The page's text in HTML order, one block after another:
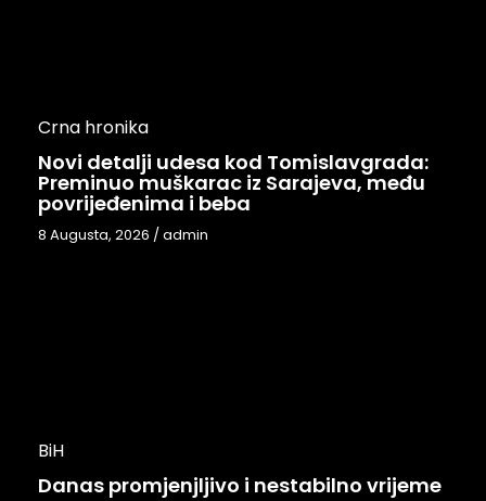
Crna hronika
Novi detalji udesa kod Tomislavgrada:
Preminuo muškarac iz Sarajeva, među
povrijeđenima i beba
8 Augusta, 2026 /admin
BiH
Danas promjenjljivo i nestabilno vrijeme